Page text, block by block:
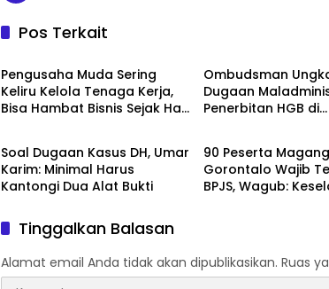
Pos Terkait
Daerah
‎Pengusaha Muda Sering
Keliru Kelola Tenaga Kerja,
Bisa Hambat Bisnis Sejak Hari
‎Ombudsman
Dugaan
Penerbitan HGB di
Prov.Gorontalo
‎Soal Dugaan Kasus DH, Umar
Karim: Minimal Harus
Kantongi Dua Alat Bukti
Daerah
‎90 Peserta
Gorontalo Wajib
BPJS, Wagub:
Tinggalkan Balasan
Alamat email Anda tidak akan dipublikasikan. Ruas